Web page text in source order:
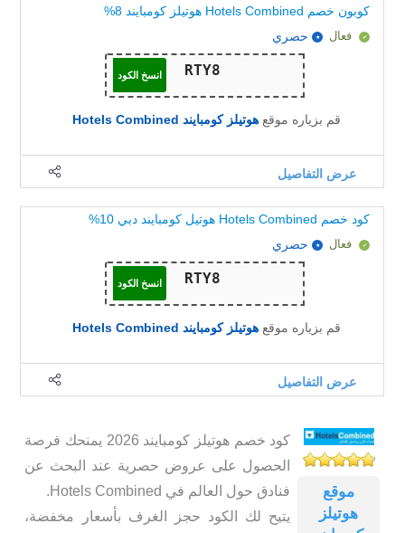
كوبون خصم Hotels Combined هوتيلز كومبايند 8%
فعال حصري
انسخ الكود
قم بزياره موقعهوتيلز كومبايند Hotels Combined
عرض التفاصيل
كود خصم Hotels Combined هوتيل كومبايند دبي 10%
فعال حصري
انسخ الكود
قم بزياره موقعهوتيلز كومبايند Hotels Combined
عرض التفاصيل
موقع
هوتيلز
كود خصم هوتيلز كومبايند 2026 يمنحك فرصة
الحصول على عروض حصرية عند البحث عن
فنادق حول العالم في Hotels Combined.
يتيح لك الكود حجز الغرف بأسعار مخفضة،